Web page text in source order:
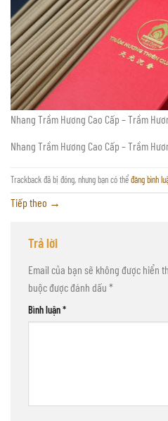
Nhang Trầm Hương Cao Cấp – Trầm
Nhang Trầm Hương Cao Cấp – Trầm
Trackback đã bị đóng, nhưng bạn có thểđăng bình
Tiếp theo →
Trả lời
Email của bạn sẽ không được hiển
buộc được đánh dấu *
Bình luận*